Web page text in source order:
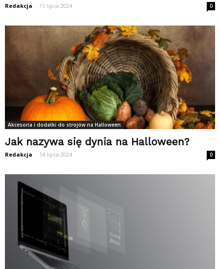
Redakcja - 15 lipca 2024 0
Akcesoria i dodatki do strojów na Halloween
Jak nazywa się dynia na Halloween?
Redakcja - 14 lipca 2024 0